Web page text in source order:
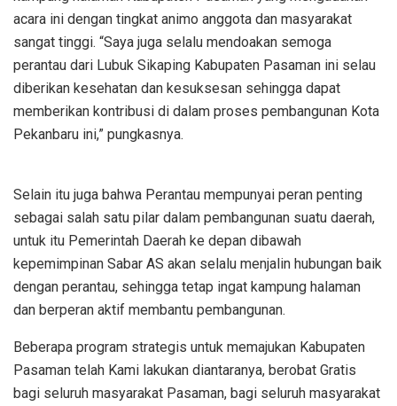
acara ini dengan tingkat animo anggota dan masyarakat
sangat tinggi. “Saya juga selalu mendoakan semoga
perantau dari Lubuk Sikaping Kabupaten Pasaman ini selau
diberikan kesehatan dan kesuksesan sehingga dapat
memberikan kontribusi di dalam proses pembangunan Kota
Pekanbaru ini,” pungkasnya.
Selain itu juga bahwa Perantau mempunyai peran penting
sebagai salah satu pilar dalam pembangunan suatu daerah,
untuk itu Pemerintah Daerah ke depan dibawah
kepemimpinan Sabar AS akan selalu menjalin hubungan baik
dengan perantau, sehingga tetap ingat kampung halaman
dan berperan aktif membantu pembangunan.
Beberapa program strategis untuk memajukan Kabupaten
Pasaman telah Kami lakukan diantaranya, berobat Gratis
bagi seluruh masyarakat Pasaman, bagi seluruh masyarakat